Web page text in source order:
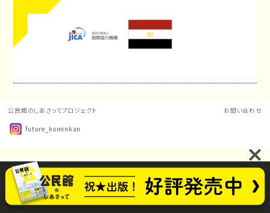
公民館のしあさってプロジェクト お問い合わせ
future_kominkan